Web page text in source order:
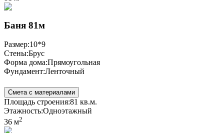
Баня 81м
Размер:10*9
Стены:Брус
Форма дома:Прямоугольная
Фундамент:Ленточный
Смета с материалами
Площадь строения:81 кв.м.
Этажность:Одноэтажный
36 м2